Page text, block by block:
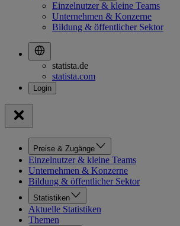
Einzelnutzer & kleine Teams
Unternehmen & Konzerne
Bildung & öffentlicher Sektor
statista.de
statista.com
Preise & Zugänge
Einzelnutzer & kleine Teams
Unternehmen & Konzerne
Bildung & öffentlicher Sektor
Statistiken
Aktuelle Statistiken
Themen